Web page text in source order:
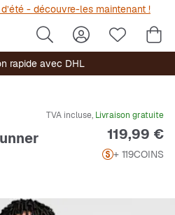
- découvre-les maintenant !
rapide avec DHL
TVA incluse, Livraison gratuite
Prix
119,99 €
+ 119COINS